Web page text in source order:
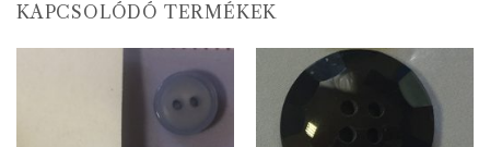
KAPCSOLÓDÓ TERMÉKEK